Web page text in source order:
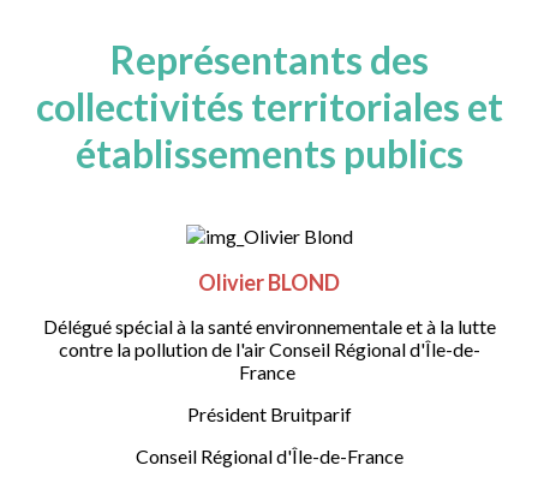
Représentants des
collectivités territoriales et
établissements publics
Olivier BLOND
Délégué spécial à la santé environnementale et à la lutte
contre la pollution de l'airConseil Régional d'Île-de-
France
Président Bruitparif
Conseil Régional d'Île-de-France